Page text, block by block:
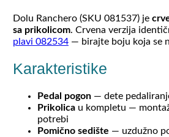
Dolu Ranchero (SKU 081537) je
sa prikolicom. Crvena verzija
plavi 082534— birajte boju koja se
Karakteristike
Pedal pogon— dete
Prikolicau kompletu —
potrebi
Pomično sedište — uzdužno